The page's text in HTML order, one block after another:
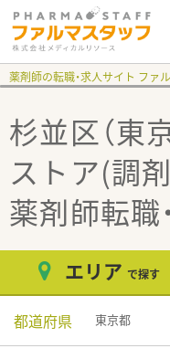
薬剤師の転職・求人サイト ファ
杉並区（東
ストア(調
薬剤師転職
エリア で探す
都道府県 東京都